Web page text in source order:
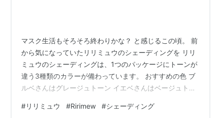
マスク生活もそろそろ終わりかな？ と感じるこの頃。 前
から気になっていたリリミュウのシェーディングを リリ
ミュウのシェーディングは、1つのパッケージにトーンが
違う3種類のカラーが備わっています。 おすすめの色 ブ
ルベさんはグレージュトーン イエベさんはベージュトー
頬骨にシェーディングをON こめかみから顎ラインと頬
#リリミュウ #Ririmew #シェーディング